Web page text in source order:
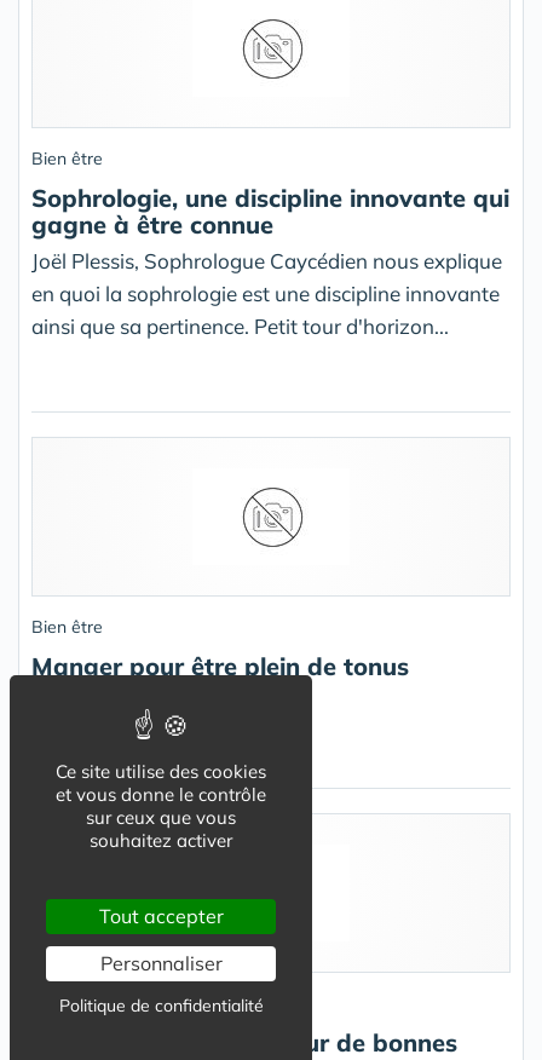
Bien être
Sophrologie, une discipline innovante qui
gagne à être connue
Joël Plessis, Sophrologue Caycédien nous explique
en quoi la sophrologie est une discipline innovante
ainsi que sa pertinence. Petit tour d'horizon...
Bien être
Manger pour être plein de tonus
Bien être
2009: (Re)commencer sur de bonnes
Ce site utilise des cookies
et vous donne le contrôle
sur ceux que vous
souhaitez activer
Tout accepter
Personnaliser
Politique de confidentialité